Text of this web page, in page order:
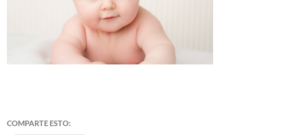
COMPARTE ESTO: